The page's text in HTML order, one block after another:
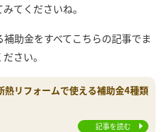
てくださいね。
助金をすべてこちらの記事でま
さい。
熱リフォームで使える補助金4種類
記事を読む